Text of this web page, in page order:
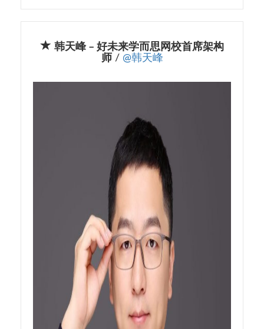
韩天峰 – 好未来学而思网校首席架构
师 / @韩天峰